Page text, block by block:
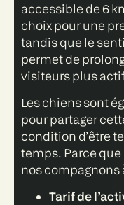
accessible de 6
choix pour une
tandis que le
permet de
visiteurs plus
Les chiens sont
pour partager
condition d’être
temps. Parce que
nos compagnons
Tarif de